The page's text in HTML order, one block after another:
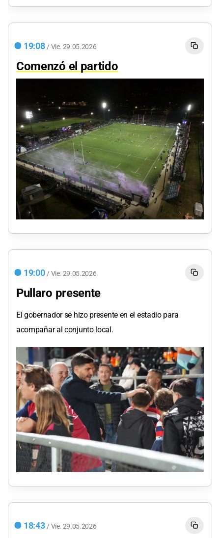
19:08 / Vie. 29.05.2026
Comenzó el partido
19:00 / Vie. 29.05.2026
Pullaro presente
El gobernador se hizo presente en el estadio para
acompañar al conjunto local.
18:43 / Vie. 29.05.2026